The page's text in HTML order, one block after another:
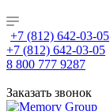
+7 (812) 642-03-05
+7 (812) 642-03-05
8 800 777 9287
Заказать звонок